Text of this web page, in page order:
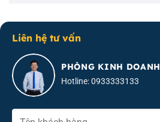
Liên hệ tư vấn
PHÒNG KINH DOANH
Hotline: 0933333133